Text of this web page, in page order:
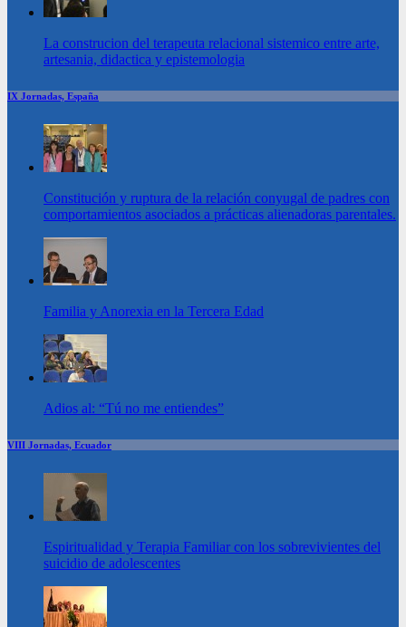
La construcion del terapeuta relacional sistemico entre arte,
artesania, didactica y epistemologia
IX Jornadas, España
Constitución y ruptura de la relación conyugal de padres con
comportamientos asociados a prácticas alienadoras parentales.
Familia y Anorexia en la Tercera Edad
Adios al: “Tú no me entiendes”
VIII Jornadas, Ecuador
Espiritualidad y Terapia Familiar con los sobrevivientes del
suicidio de adolescentes